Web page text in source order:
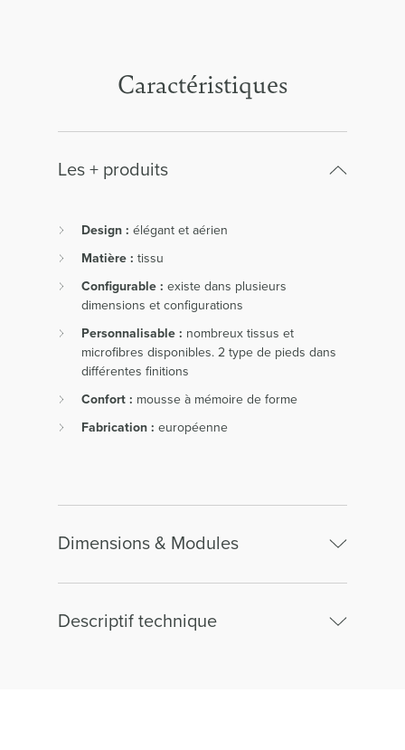
Caractéristiques
Les + produits
Design : élégant et aérien
Matière : tissu
Configurable : existe dans plusieurs
dimensions et configurations
Personnalisable : nombreux tissus et
microfibres disponibles. 2 type de pieds dans
différentes finitions
Confort : mousse à mémoire de forme
Fabrication : européenne
Dimensions & Modules
Descriptif technique